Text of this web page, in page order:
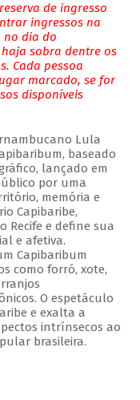
de ingresso
ingressos na
no dia do
sobra dentre os
Cada pessoa
marcado, se for
disponíveis
Lula
baseado
lançado em
por uma
memória e
Capibaribe,
Recife e define sua
e afetiva.
Capibaribum
como forró, xote,
O espetáculo
e exalta a
intrínsecos ao
brasileira.